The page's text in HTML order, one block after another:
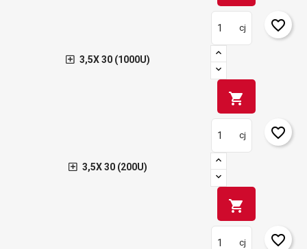
3,5X 30 (1000U)
cj
shopping_cart
favorite_border
3,5X 30 (200U)
cj
shopping_cart
favorite_border
cj favorite_border